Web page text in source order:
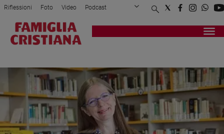
Attualità
Politica
Mondo
Economia
Legalità
e
Riflessioni Foto Video Podcast
Privacy Policy Chi siamo
Registrati Redazione